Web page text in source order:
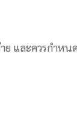
ย และควรกำ